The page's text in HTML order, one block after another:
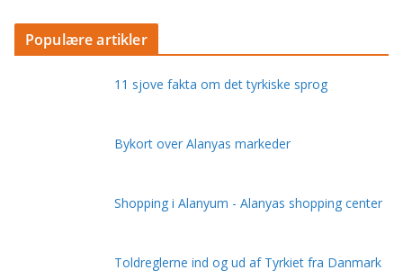
Populære artikler
11 sjove fakta om det tyrkiske sprog
Bykort over Alanyas markeder
Shopping i Alanyum - Alanyas shopping center
Toldreglerne ind og ud af Tyrkiet fra Danmark